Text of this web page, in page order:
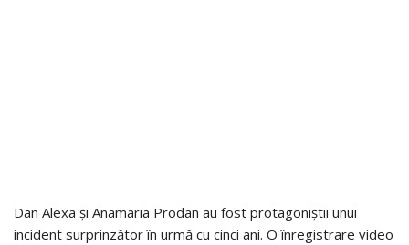
Dan Alexa și Anamaria Prodan au fost protagoniștii unui
incident surprinzător în urmă cu cinci ani. O înregistrare video